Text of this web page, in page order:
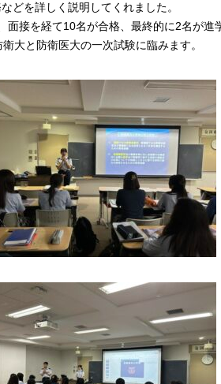
どを詳しく説明してくれました。
面接を経て10名が合格、最終的に2名が
大と防衛医大の一次試験に臨みます。